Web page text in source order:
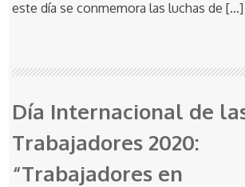
este día se conmemora las luchas de […]
Día Internacional de
Trabajadores 2020:
“Trabajadores en